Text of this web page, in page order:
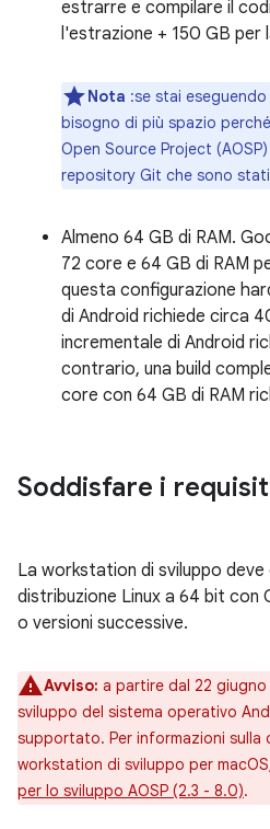
estrarre e compilare il
l'estrazione + 150 GB per
Nota :se stai
bisogno di più spazio
Open Source Project
repository Git che sono
Almeno 64 GB di RAM.
72 core e 64 GB di RAM
questa configurazione
di Android richiede circa
incrementale di Android
contrario, una build
core con 64 GB di RAM
Soddisfare i
La workstation di sviluppo deve
distribuzione Linux a 64 bit con
o versioni successive.
Avviso: a partire dal 22 giugno
sviluppo del sistema operativo
supportato. Per informazioni sulla
workstation di sviluppo per
per lo sviluppo AOSP (2.3 - 8.0).